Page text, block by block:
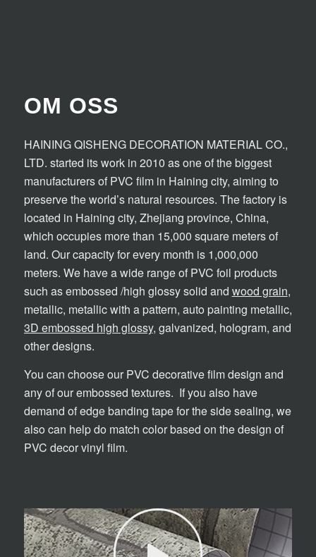
OM OSS
HAINING QISHENG DECORATION MATERIAL CO.,
LTD. started its work in 2010 as one of the biggest
manufacturers of PVC film in Haining city, aiming to
preserve the world’s natural resources. The factory is
located in Haining city, Zhejiang province, China,
which occupies more than 15,000 square meters of
land. Our capacity for every month is 1,000,000
meters. We have a wide range of PVC foil products
such as embossed /high glossy solid and wood grain,
metallic, metallic with a pattern, auto painting metallic,
3D embossed high glossy, galvanized, hologram, and
other designs.
You can choose our PVC decorative film design and
any of our embossed textures. If you also have
demand of edge banding tape for the side sealing, we
also can help do match color based on the design of
PVC decor vinyl film.